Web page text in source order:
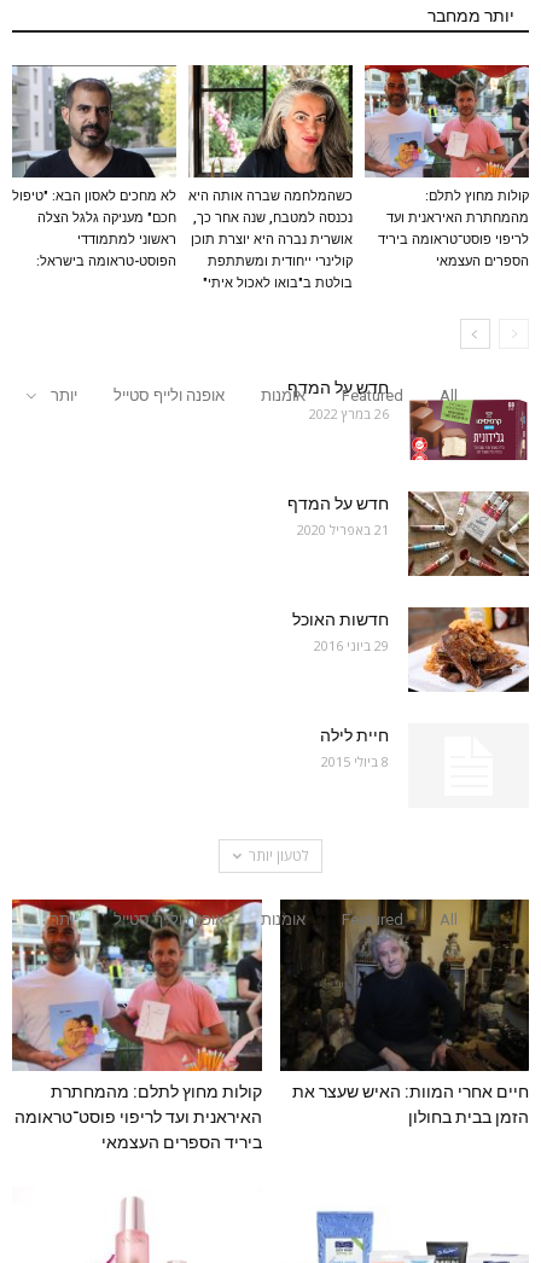
יותר ממחבר
קולות מחוץ לתלם:
מהמחתרת האיראנית ועד
לריפוי פוסט־טראומה ביריד
הספרים העצמאי
כשהמלחמה שברה אותה היא
נכנסה למטבח, שנה אחר כך,
אושרית נברה היא יוצרת תוכן
קולינרי ייחודית ומשתתפת
בולטת ב"בואו לאכול איתי"
לא מחכים לאסון הבא: "טיפול
חכם" מעניקה גלגל הצלה
ראשוני למתמודדי
הפוסט-טראומה בישראל:
All
Featured אומנות אופנה ולייף סטייל יותר חדש על המדף
26 במרץ 2022
חדש על המדף
21 באפריל 2020
חדשות האוכל
29 ביוני 2016
חיית לילה
8 ביולי 2015
לטעון יותר
All
Featured אומנות אופנה ולייף סטייל יותר
חיים אחרי המוות: האיש שעצר את
הזמן בבית בחולון
קולות מחוץ לתלם: מהמחתרת
האיראנית ועד לריפוי פוסט־טראומה
ביריד הספרים העצמאי